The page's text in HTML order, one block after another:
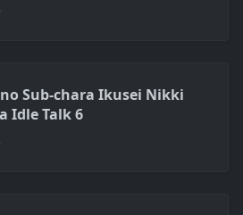
Sub-chara Ikusei Nikki
Idle Talk 6